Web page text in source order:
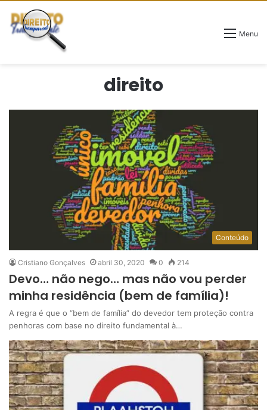
Menu
direito
Conteúdo
Cristiano Gonçalves abril 30, 2020 0 214
Devo… não nego… mas não vou perder
minha residência (bem de família)!
A regra é que o “bem de família” do devedor tem proteção contra
penhoras com base no direito fundamental à…